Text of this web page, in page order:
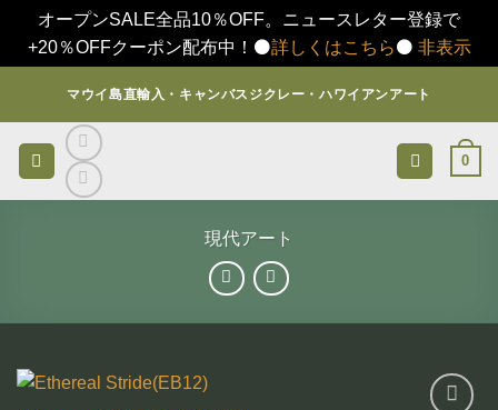
オープンSALE全品10％OFF。ニュースレター登録で
+20％OFFクーポン配布中！⚫️詳しくはこちら⚫️ 非表示
マウイ島直輸入・キャンバスジクレー・ハワイアンアート
0
現代アート